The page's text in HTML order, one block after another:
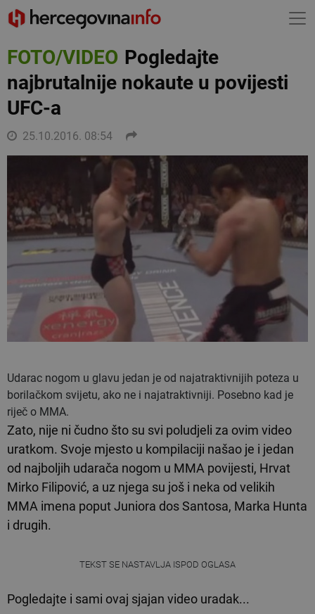
FOTO/VIDEOPogledajte
najbrutalnije nokaute u povijesti
UFC-a
25.10.2016. 08:54
Udarac nogom u glavu jedan je od najatraktivnijih poteza u
borilačkom svijetu, ako ne i najatraktivniji. Posebno kad je
riječ o MMA.
Zato, nije ni čudno što su svi poludjeli za ovim video
uratkom. Svoje mjesto u kompilaciji našao je i jedan
od najboljih udarača nogom u MMA povijesti, Hrvat
Mirko Filipović, a uz njega su još i neka od velikih
MMA imena poput Juniora dos Santosa, Marka Hunta
i drugih.
TEKST SE NASTAVLJA ISPOD OGLASA
Pogledajte i sami ovaj sjajan video uradak...